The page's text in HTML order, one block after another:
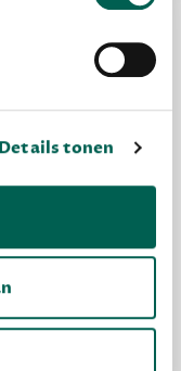
Details tonen
jou en je